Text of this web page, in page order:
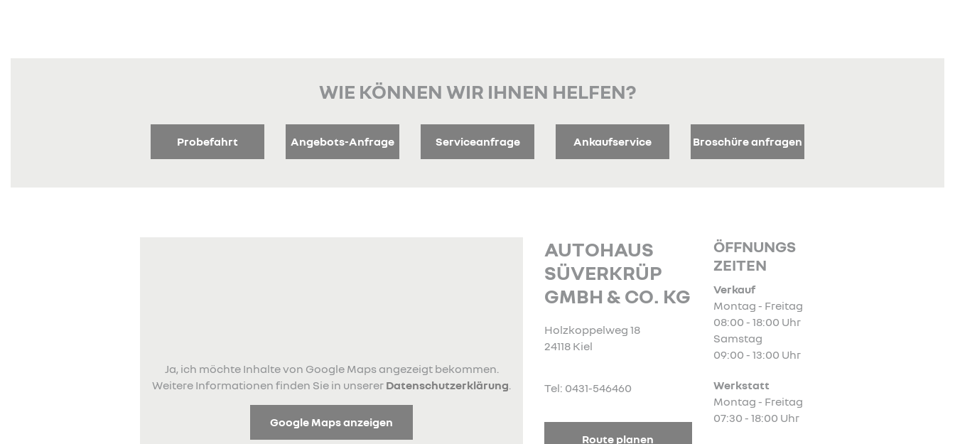
WIE KÖNNEN WIR IHNEN HELFEN?
Probefahrt Angebots-Anfrage Serviceanfrage Ankaufservice Broschüre anfragen
Ja, ich möchte Inhalte von Google Maps angezeigt bekommen.
Weitere Informationen finden Sie in unserer Datenschutzerklärung
Google Maps anzeigen
AUTOHAUS
SÜVERKRÜP
GMBH & CO. KG
Holzkoppelweg 18
24118 Kiel
Tel: 0431-546460
Route planen
ÖFFNUNGS
ZEITEN
Verkauf
Montag - Freitag
08:00 - 18:00 Uhr
Samstag
09:00 - 13:00 Uhr
Werkstatt
Montag - Freitag
07:30 - 18:00 Uhr